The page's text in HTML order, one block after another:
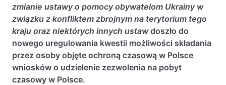
Spory sądowe
Baza wiedzy
Ochrona majątku i planowanie podatkowe
Doradztwo sukcesyjne
zmianie ustawy o pomocy obywatelom Ukrainy w
związku z konfliktem zbrojnym na terytorium tego
kraju oraz niektórych innych ustawdoszło do
nowego uregulowania kwestii możliwości składania
przez osoby objęte ochroną czasową w Polsce
wniosków o udzielenie zezwolenia na pobyt
czasowy w Polsce.